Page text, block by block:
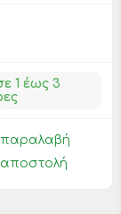
1 έως 3
παραλαβή
αποστολή